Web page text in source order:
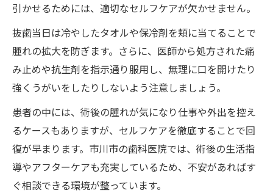
引かせるためには、適切なセルフケアが欠かせません。
抜歯当日は冷やしたタオルや保冷剤を頬に当てることで
腫れの拡大を防ぎます。さらに、医師から処方された痛
み止めや抗生剤を指示通り服用し、無理に口を開けたり
強くうがいをしたりしないよう注意しましょう。
患者の中には、術後の腫れが気になり仕事や外出を控え
るケースもありますが、セルフケアを徹底することで回
復が早まります。市川市の歯科医院では、術後の生活指
導やアフターケアも充実しているため、不安があればす
ぐ相談できる環境が整っています。